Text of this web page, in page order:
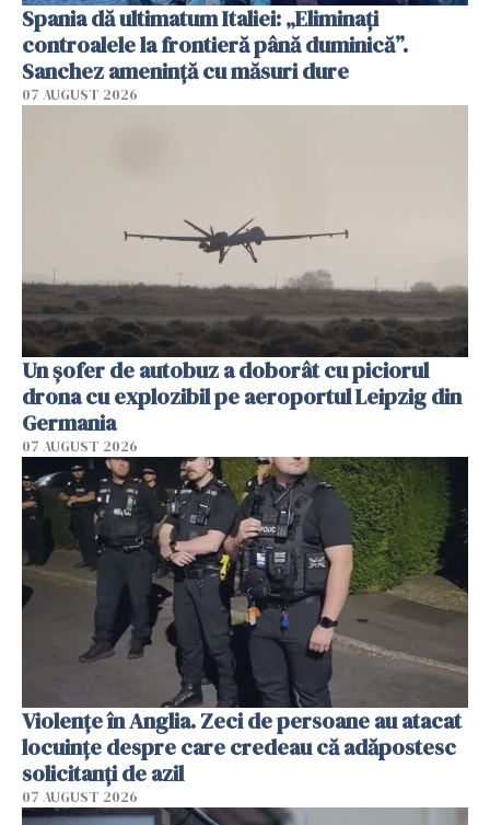
Spania dă ultimatum Italiei: „Eliminați
controalele la frontieră până duminică”.
Sanchez amenință cu măsuri dure
07 AUGUST 2026
Un șofer de autobuz a doborât cu piciorul
drona cu explozibil pe aeroportul Leipzig din
Germania
07 AUGUST 2026
Violenţe în Anglia. Zeci de persoane au atacat
locuinţe despre care credeau că adăpostesc
solicitanţi de azil
07 AUGUST 2026